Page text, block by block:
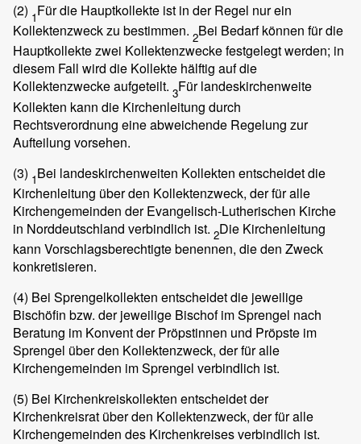
(2) 1Für die Hauptkollekte ist in der Regel nur ein
Kollektenzweck zu bestimmen. 2Bei Bedarf können für die
Hauptkollekte zwei Kollektenzwecke festgelegt werden; in
diesem Fall wird die Kollekte hälftig auf die
Kollektenzwecke aufgeteilt. 3Für landeskirchenweite
Kollekten kann die Kirchenleitung durch
Rechtsverordnung eine abweichende Regelung zur
Aufteilung vorsehen.
(3) 1Bei landeskirchenweiten Kollekten entscheidet die
Kirchenleitung über den Kollektenzweck, der für alle
Kirchengemeinden der Evangelisch-Lutherischen Kirche
in Norddeutschland verbindlich ist. 2Die Kirchenleitung
kann Vorschlagsberechtigte benennen, die den Zweck
konkretisieren.
(4) Bei Sprengelkollekten entscheidet die jeweilige
Bischöfin bzw. der jeweilige Bischof im Sprengel nach
Beratung im Konvent der Pröpstinnen und Pröpste im
Sprengel über den Kollektenzweck, der für alle
Kirchengemeinden im Sprengel verbindlich ist.
(5) Bei Kirchenkreiskollekten entscheidet der
Kirchenkreisrat über den Kollektenzweck, der für alle
Kirchengemeinden des Kirchenkreises verbindlich ist.